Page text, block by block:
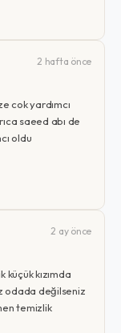
2 hafta önce
cok yardımcı
saeed abı de
oldu
2 ay önce
kızımda
odada değilseniz
temizlik